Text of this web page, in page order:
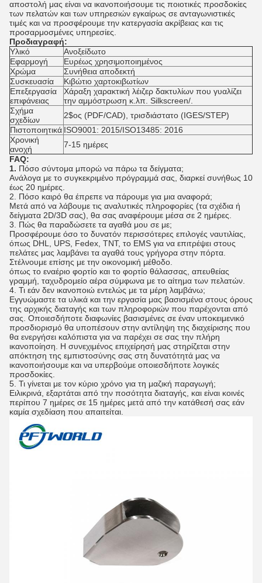
αποστολή μας είναι να ικανοποιήσουμε τις ποιοτικές προσδοκίες
των πελατών και των υπηρεσιών εγκαίρως σε ανταγωνιστικές
τιμές και να προσφέρουμε την κατεργασία ακρίβειας και τις
προσαρμοσμένες υπηρεσίες.
Προδιαγραφή:
Υλικό
Ανοξείδωτο
Εφαρμογή
Ευρέως χρησιμοποιημένος
Χρώμα
Συνήθεια αποδεκτή
Συσκευασία
Κιβώτιο χαρτοκιβωτίων
Επεξεργασία
επιφάνειας
Χάραξη χαρακτική λέιζερ δακτυλίων που γυαλίζει
την αμμόστρωση κ.λπ. Silkscreen/.
Σχήμα
σχεδίων
2$ος (PDF/CAD), τρισδιάστατο (IGES/STEP)
Πιστοποιητικά ISO9001: 2015/ISO13485: 2016
Χρονική
ανοχή
7-15 ημέρες
FAQ:
1. Πόσο σύντομα μπορώ να πάρω τα δείγματα;
Ανάλογα με το συγκεκριμένο πρόγραμμά σας, διαρκεί συνήθως 10
έως 20 ημέρες.
2. Πόσο καιρό θα έπρεπε να πάρουμε για μια αναφορά;
Μετά από να λάβουμε τις αναλυτικές πληροφορίες (τα σχέδια ή
δείγματα 2D/3D σας), θα σας αναφέρουμε μέσα σε 2 ημέρες.
3. Πώς θα παραδώσετε τα αγαθά μου σε με;
Προσφέρουμε όσο το δυνατόν περισσότερες επιλογές ναυτιλίας,
όπως DHL, UPS, Fedex, TNT, το EMS για να επιτρέψει στους
πελάτες μας λαμβάνει τα αγαθά τους γρήγορα στην πόρτα.
Στέλνουμε επίσης με την οικονομική μέθοδο.
όπως το εναέριο φορτίο και το φορτίο θάλασσας, απευθείας
γραμμή, ταχυδρομείο αέρα σύμφωνα με το αίτημα των πελατών.
4. Τι εάν δεν ικανοποιώ εντελώς με τα μέρη λαμβάνω;
Εγγυώμαστε τα υλικά και την εργασία μας βασισμένα στους όρους
της αρχικής διαταγής και των πληροφοριών που παρέχονται από
σας. Οποιεσδήποτε διαφωνίες βασισμένες σε έναν υποκειμενικό
προσδιορισμό θα υποπέσουν στην αντίληψη της διαχείρισης που
θα ενεργήσει καλόπιστα για να παρέχει σε σας την πλήρη
ικανοποίηση. Η συνεχιμένος επιχείρησή μας στηρίζεται στην
απόκτηση της εμπιστοσύνης σας στη δυνατότητά μας να
ικανοποιήσουμε και να υπερβούμε οποιεσδήποτε λογικές
προσδοκίες.
5. Τι γίνεται με τον κύριο χρόνο για τη μαζική παραγωγή;
Ειλικρινά, εξαρτάται από την ποσότητα διαταγής, και είναι κοινές
περίπου 7 ημέρες σε 15 ημέρες μετά από την κατάθεσή σας εάν
καμία σχεδίαση που απαιτείται.